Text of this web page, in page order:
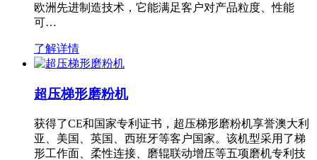
欧洲先进制造技术，它能满足客户对产品粒度、性能
可…
了解详情
超压梯形磨粉机
获得了CE和国家专利证书，超压梯形磨粉机享誉澳大利
亚、美国、英国、西班牙等客户国家。该机型采用了梯
形工作面、柔性连接、磨辊联动增压等五项磨机专利技